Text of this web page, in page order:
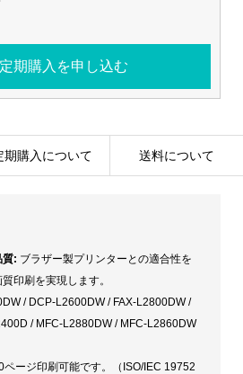
期購入について 送料について
質: ブラザー製プリンターとの適合性を
印刷を実現します。
/ DCP-L2600DW / FAX-L2800DW /
/ MFC-L2880DW / MFC-L2860DW
ページ印刷可能です。（ISO/IEC 19752